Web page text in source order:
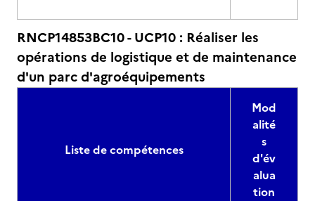
RNCP14853BC10 - UCP10 : Réaliser les
opérations de logistique et de maintenance
d'un parc d'agroéquipements
Liste de compétences
Mod
alité
s
d'év
alua
tion